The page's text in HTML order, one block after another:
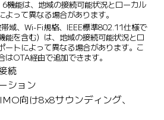
能は、地域の接続可能状況とローカル
って異なる場合があります。
域、Wi-Fi規格、IEEE標準802.11仕様で
能を含む）は、地域の接続可能状況とロ
ートによって異なる場合があります。こ
はOTA経由で追加できます。
続
ション
向け8x8サウンディング、